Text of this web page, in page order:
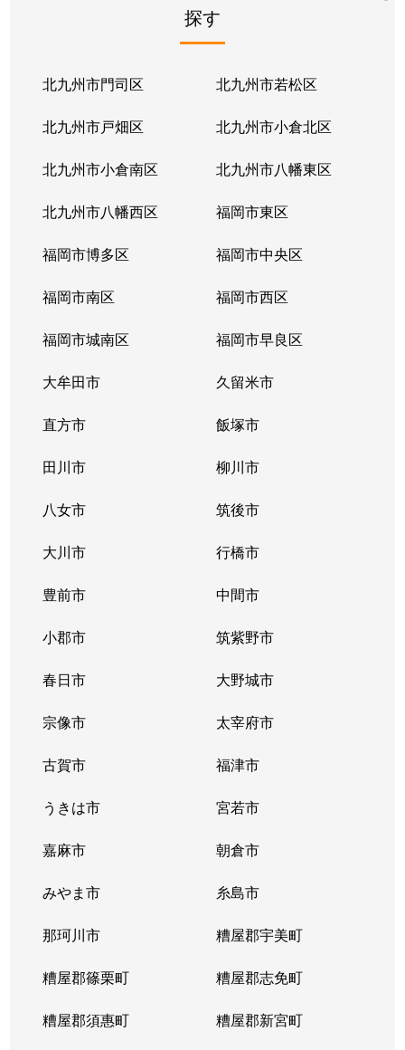
探す
北九州市門司区 北九州市若松区
北九州市戸畑区 北九州市小倉北区
北九州市小倉南区 北九州市八幡東区
北九州市八幡西区 福岡市東区
福岡市博多区 福岡市中央区
福岡市南区 福岡市西区
福岡市城南区 福岡市早良区
大牟田市 久留米市
直方市 飯塚市
田川市 柳川市
八女市 筑後市
大川市 行橋市
豊前市 中間市
小郡市 筑紫野市
春日市 大野城市
宗像市 太宰府市
古賀市 福津市
うきは市 宮若市
嘉麻市 朝倉市
みやま市 糸島市
那珂川市 糟屋郡宇美町
糟屋郡篠栗町 糟屋郡志免町
糟屋郡須惠町 糟屋郡新宮町